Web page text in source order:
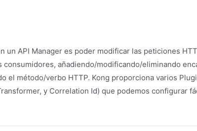
un API Manager es poder modificar las peticiones
consumidores, añadiendo/modificando/eliminando
el método/verbo HTTP. Kong proporciona varios
y Correlation Id) que podemos configurar